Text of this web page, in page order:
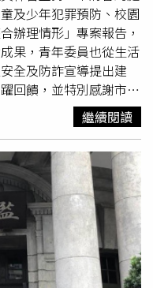
傾聽勞工心聲，透過修
業總工會理事長邱奕淦
利，而是將勞工原本應
會專員吳靜如則指出，
下，多數雇主仍無須替
用完即丟」，呼籲政府
法院朝野立委也對勞團
翔強調，這場公聽會只
停滯不前，未來將持續
權益。民眾黨立委邱慧
年，讓許多勞工幾乎無
視，未來將持續督促修
面對勞團要求盡速提高
長黃玲娜表示，勞退新
工退休保障的核心制
及少年犯罪預防、校園
辦理情形」專案報告，
果，青年委員也從生活
全及防詐宣導提出建
回饋，並特別感謝市府
)市長黃偉哲表示，第
參與市政，從青年生
等面向，提出許多具創
青年視為政策合作夥
，讓青年構想逐步轉化
駕問題，徐健麟指出，
人快篩呈陽性者，除面
吊扣駕照；拒絕檢測
照。毒品不只是個人選
全，市府相關單位應持
繼續閱讀